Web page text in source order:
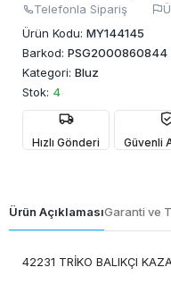
Telefonla Sipariş
Ürün Kodu: MY144145
Barkod: PSG2000860844
Kategori: Bluz
Stok: 4
Hızlı Gönderi Güvenli
Ürün AçıklamasıGaranti ve
42231 TRİKO BALIKÇI